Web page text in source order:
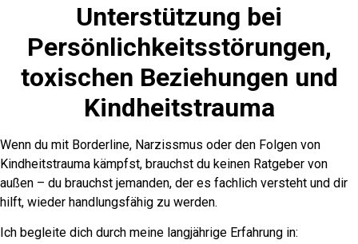
Unterstützung bei
Persönlichkeitsstörungen,
toxischen Beziehungen und
Kindheitstrauma
Wenn du mit Borderline, Narzissmus oder den Folgen von
Kindheitstrauma kämpfst, brauchst du keinen Ratgeber von
außen – du brauchst jemanden, der es fachlich versteht und dir
hilft, wieder handlungsfähig zu werden.
Ich begleite dich durch meine langjährige Erfahrung in: